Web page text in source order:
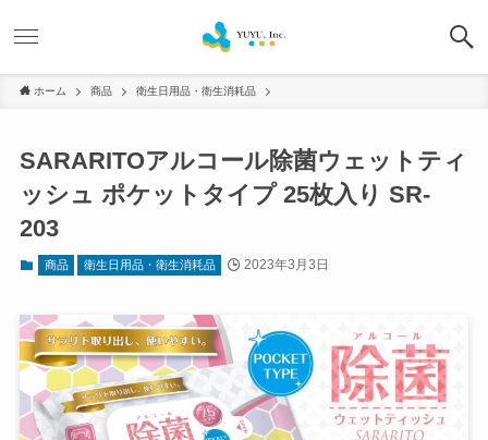
ホーム 商品 衛生日用品・衛生消耗品
SARARITOアルコール除菌ウェットティ
ッシュ ポケットタイプ 25枚入り SR-
203
商品 衛生日用品・衛生消耗品 2023年3月3日